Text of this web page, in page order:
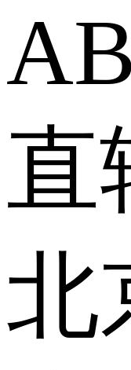
AB
直
北